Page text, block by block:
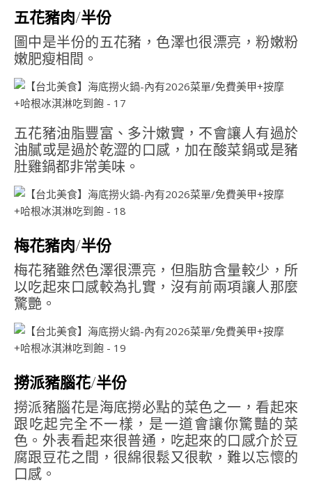
五花豬肉/半份
圖中是半份的五花豬，色澤也很漂亮，粉嫩粉
嫩肥瘦相間。
五花豬油脂豐富、多汁嫩實，不會讓人有過於
油膩或是過於乾澀的口感，加在酸菜鍋或是豬
肚雞鍋都非常美味。
梅花豬肉/半份
梅花豬雖然色澤很漂亮，但脂肪含量較少，所
以吃起來口感較為扎實，沒有前兩項讓人那麼
驚艷。
撈派豬腦花/半份
撈派豬腦花是海底撈必點的菜色之一，看起來
跟吃起完全不一樣，是一道會讓你驚豔的菜
色。外表看起來很普通，吃起來的口感介於豆
腐跟豆花之間，很綿很鬆又很軟，難以忘懷的
口感。